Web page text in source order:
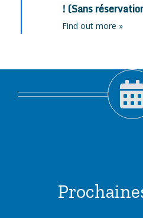
! (Sans
Find out more »